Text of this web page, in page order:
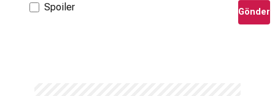
Spoiler Gönder